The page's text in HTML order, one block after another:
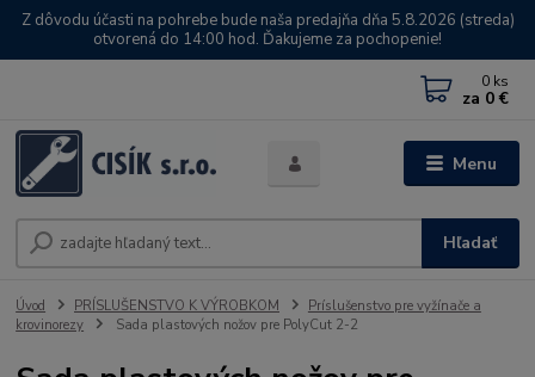
Z dôvodu účasti na pohrebe bude naša predajňa dňa 5.8.2026 (streda)
otvorená do 14:00 hod. Ďakujeme za pochopenie!
Menu
Hľadať
0 ks
za 0 €
Úvod PRÍSLUŠENSTVO K VÝROBKOM
Príslušenstvo pre vyžínače a
krovinorezy
Sada plastových nožov pre PolyCut 2-2